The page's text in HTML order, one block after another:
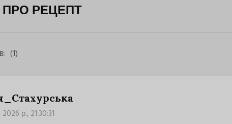
ПРО РЕЦЕПТ
(1)
р., 21:30:31